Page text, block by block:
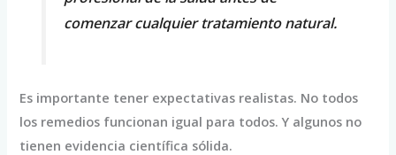
comenzar cualquier tratamiento natural.
Es importante tener expectativas realistas. No todos
los remedios funcionan igual para todos. Y algunos no
tienen evidencia científica sólida.